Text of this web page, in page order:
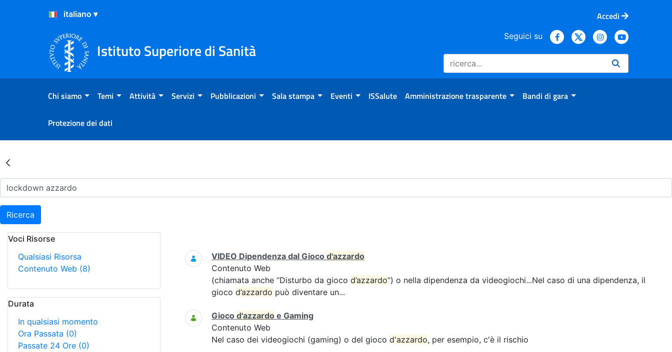
Salta al Contenuto
Salta al Footer
Accedi
Istituto Superiore di Sanità
Seguici su
Chi siamo Temi Attività Servizi Pubblicazioni Sala stampa Eventi ISSalute Amministrazione trasparente Bandi di gara
Protezione dei dati
Risultati della Ricerca - Archivio
Ricerca
Voci Risorse
Qualsiasi Risorsa
Contenuto Web (8)
Durata
In qualsiasi momento
Ora Passata (0)
Passate 24 Ore (0)
Ricerca
VIDEO Dipendenza dal Gioco d'azzardo
Contenuto Web
(chiamata anche “Disturbo da gioco d’azzardo”) o nella dipendenza da videogiochi...Nel caso di una dipendenza, il
gioco d’azzardo può diventare un...
Gioco d'azzardo e Gaming
Contenuto Web
Nel caso dei videogiochi (gaming) o del gioco d'azzardo, per esempio, c'è il rischio